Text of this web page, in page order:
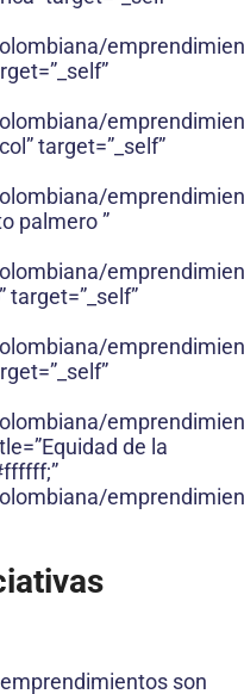
target=”_self”
palmero ”
target=”_self”
de la
son